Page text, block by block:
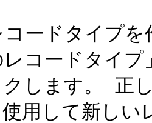
コードタイプ
レコードタイ
します。 正
用して新しい